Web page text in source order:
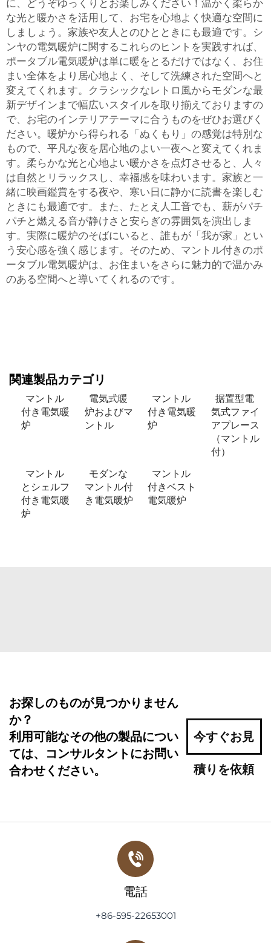
に、どうぞゆっくりとお楽しみください！温かく柔らか
な光と暖かさを活用して、お宅を心地よく快適な空間に
しましょう。家族や友人とのひとときにも最適です。シ
ンヤの電気暖炉に関するこれらのヒントを実践すれば、
ポータブル電気暖炉は単に暖をとるだけではなく、お住
まい全体をより居心地よく、そして洗練された空間へと
変えてくれます。クラシックなレトロ風からモダンな最
新デザインまで幅広いスタイルを取り揃えておりますの
で、お宅のインテリアテーマに合うものをぜひお選びく
ださい。暖炉から得られる「ぬくもり」の感覚は特別な
もので、平凡な夜を居心地のよい一夜へと変えてくれま
す。柔らかな光と心地よい暖かさを点灯させると、人々
は自然とリラックスし、幸福感を味わいます。家族と一
緒に映画鑑賞をする夜や、寒い日に静かに読書を楽しむ
ときにも最適です。また、たとえ人工音でも、薪がパチ
パチと燃える音が静けさと安らぎの雰囲気を演出しま
す。実際に暖炉のそばにいると、誰もが「我が家」とい
う安心感を強く感じます。そのため、マントル付きのポ
ータブル電気暖炉は、お住まいをさらに魅力的で温かみ
のある空間へと導いてくれるのです。
関連製品カテゴリ
マントル
付き電気暖
炉
電気式暖
炉およびマ
ントル
マントル
付き電気暖
炉
据置型電
気式ファイ
アプレース
（マントル
付）
マントル
とシェルフ
付き電気暖
炉
モダンな
マントル付
き電気暖炉
マントル
付きベスト
電気暖炉
お探しのものが見つかりません
か？
利用可能なその他の製品につい
ては、コンサルタントにお問い
合わせください。
今すぐお見
積りを依頼
電話
+86-595-22653001